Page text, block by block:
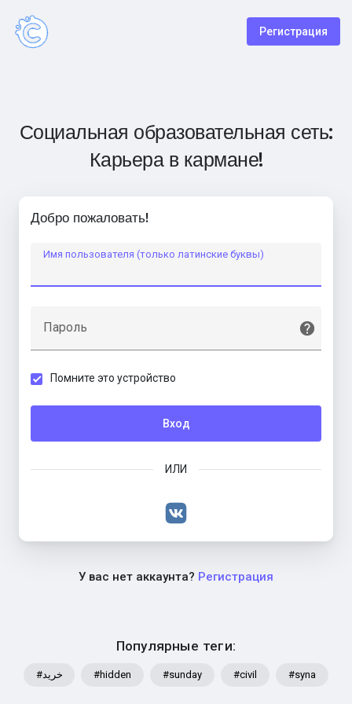
Регистрация
Социальная образовательная сеть:
Карьера в кармане!
Популярные теги:
#خرید #hidden #sunday #civil #syna
Добро пожаловать!
Имя пользователя (только латинские буквы)
Пароль
Помните это устройство
Вход
ИЛИ
У вас нет аккаунта? Регистрация